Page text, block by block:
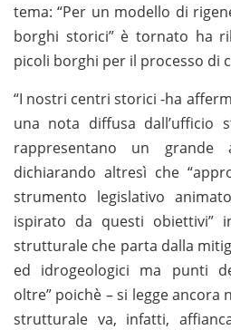
tema: “Per un modello di
borghi storici” è tornato ha
picoli borghi per il processo di
“I nostri centri storici -ha
una nota diffusa dall’ufficio
rappresentano un grande
dichiarando altresì che
strumento legislativo
ispirato da questi obiettivi”
strutturale che parta dalla
ed idrogeologici ma punti
oltre” poichè – si legge ancora
strutturale va, infatti,